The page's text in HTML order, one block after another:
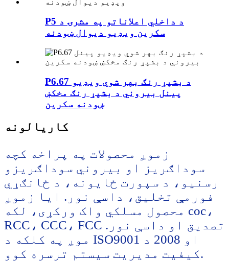
P5 د داخلي اعلاناتو په مشرۍ د
سکرین ویډیو دیوال ښودنه
P6.67 د بشپړ رنګ بهر شوي ویډیو
پینل بیروني د بشپړ رنګ مخکښ
ښودنه سکرین
کاریالونه
زموږ محصولات په پراخه کچه
سوداګریز او بیروني سوداګریزو
رسنیو، د سپورت ځایونه، د ځانګړي
فورمې تخلیق، داسې نور. ایا زموږ
محصول مسلکي واک ورکړی، لکه coc،
RCC، CCC، FCC تصدیق او داسې نور.
موږ په کلکه د ISO9001 او 2008 د
کیفیت مدیریت سیستم ترسره کوو.